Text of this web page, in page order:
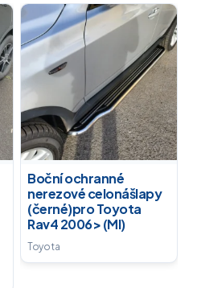
Boční ochranné
nerezové celonášlapy
(černé)pro Toyota
Rav4 2006> (MI)
Toyota